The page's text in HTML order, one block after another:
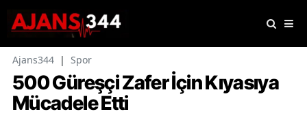
Ajans344 | Spor
500 Güreşçi Zafer İçin Kıyasıya
Mücadele Etti